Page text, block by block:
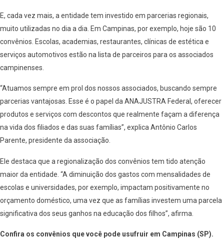
E, cada vez mais, a entidade tem investido em parcerias regionais,
muito utilizadas no dia a dia. Em Campinas, por exemplo, hoje são 10
convênios. Escolas, academias, restaurantes, clínicas de estética e
serviços automotivos estão na lista de parceiros para os associados
campinenses.
“Atuamos sempre em prol dos nossos associados, buscando sempre
parcerias vantajosas. Esse é o papel da ANAJUSTRA Federal, oferecer
produtos e serviços com descontos que realmente façam a diferença
na vida dos filiados e das suas famílias”, explica Antônio Carlos
Parente, presidente da associação.
Ele destaca que a regionalização dos convênios tem tido atenção
maior da entidade. “A diminuição dos gastos com mensalidades de
escolas e universidades, por exemplo, impactam positivamente no
orçamento doméstico, uma vez que as famílias investem uma parcela
significativa dos seus ganhos na educação dos filhos”, afirma.
Confira os convênios que você pode usufruir em Campinas (SP).